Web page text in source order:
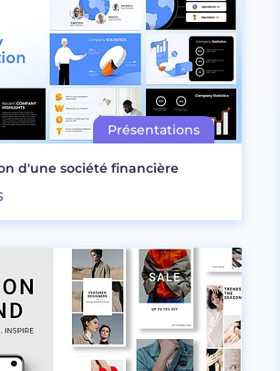
d'une société financière